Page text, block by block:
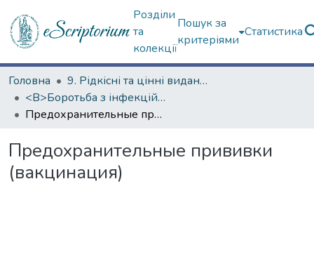
Розділи
та
колекції
Пошук за
критеріями
Статистика
Головна
9. Рідкісні та цінні видання
<B>Боротьба з інфекційними хворобами</B>
Предохранительные прививки (вакцинация)
Предохранительные прививки
(вакцинация)